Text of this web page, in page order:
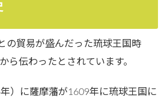
の貿易が盛んだった琉球王国時
ら伝わったとされています。
）に薩摩藩が1609年に琉球王国に